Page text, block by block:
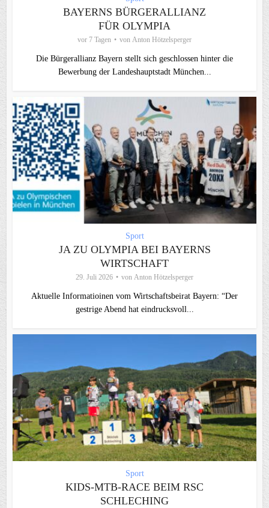
BAYERNS BÜRGERALLIANZ
FÜR OLYMPIA
vor 7 Tagen von Anton Hötzelsperger
Die Bürgerallianz Bayern stellt sich geschlossen hinter die
Bewerbung der Landeshauptstadt München...
Sport
JA ZU OLYMPIA BEI BAYERNS
WIRTSCHAFT
29. Juli 2026 von Anton Hötzelsperger
Aktuelle Informatioinen vom Wirtschaftsbeirat Bayern: “Der
gestrige Abend hat eindrucksvoll...
Sport
KIDS-MTB-RACE BEIM RSC
SCHLECHING